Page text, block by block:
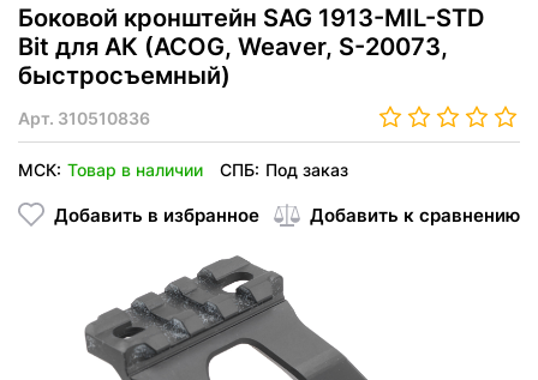
Боковой кронштейн SAG 1913-MIL-STD
Bit для АК (ACOG, Weaver, S-20073,
быстросъемный)
Арт. 310510836
МСК: Товар в наличии СПБ: Под заказ
Добавить в избранное Добавить к сравнению